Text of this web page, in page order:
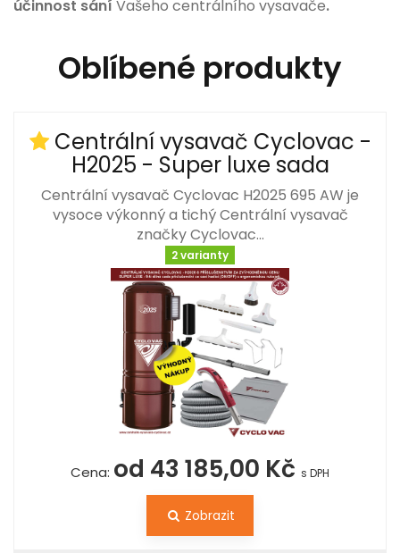
účinnost sání Vašeho centrálního vysavače.
Oblíbené produkty
Centrální vysavač Cyclovac -
H2025 - Super luxe sada
Centrální vysavač Cyclovac H2025 695 AW je
vysoce výkonný a tichý Centrální vysavač
značky Cyclovac…
2 varianty
Cena: od 43 185,00 Kč s DPH
Zobrazit